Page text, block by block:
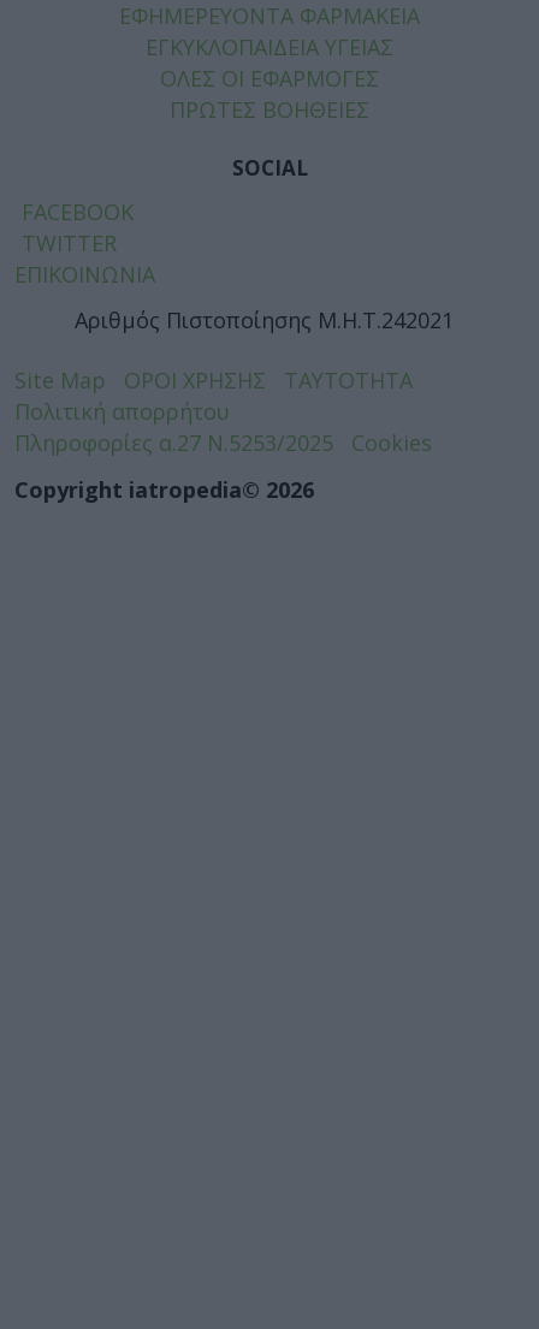
ΕΦΗΜΕΡΕΥΟΝΤΑ ΦΑΡΜΑΚΕΙΑ
ΕΓΚΥΚΛΟΠΑΙΔΕΙΑ ΥΓΕΙΑΣ
ΟΛΕΣ ΟΙ ΕΦΑΡΜΟΓΕΣ
ΠΡΩΤΕΣ ΒΟΗΘΕΙΕΣ
SOCIAL
FACEBOOK
TWITTER
ΕΠΙΚΟΙΝΩΝΙΑ
Αριθμός Πιστοποίησης Μ.Η.Τ.242021
Site Map ΟΡΟΙ ΧΡΗΣΗΣ
ΤΑΥΤΟΤΗΤΑ
Πολιτική απορρήτου
Πληροφορίες α.27 Ν.5253/2025
Cookies
Copyright iatropedia© 2026